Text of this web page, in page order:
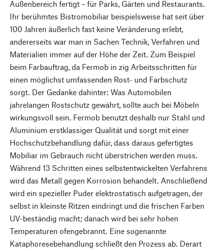
Außenbereich fertigt – für Parks, Gärten und Restaurants.
Ihr berühmtes Bistromobiliar beispielsweise hat seit über
100 Jahren äußerlich fast keine Veränderung erlebt,
andererseits war man in Sachen Technik, Verfahren und
Materialien immer auf der Höhe der Zeit. Zum Beispiel
beim Farbauftrag, da Fermob in zig Arbeitsschritten für
einen möglichst umfassenden Rost- und Farbschutz
sorgt. Der Gedanke dahinter: Was Automobilen
jahrelangen Rostschutz gewährt, sollte auch bei Möbeln
wirkungsvoll sein. Fermob benutzt deshalb nur Stahl und
Aluminium erstklassiger Qualität und sorgt mit einer
Hochschutzbehandlung dafür, dass daraus gefertigtes
Mobiliar im Gebrauch nicht überstrichen werden muss.
Während 13 Schritten eines selbstentwickelten Verfahrens
wird das Metall gegen Korrosion behandelt. Anschließend
wird ein spezieller Puder elektrostatisch aufgetragen, der
selbst in kleinste Ritzen eindringt und die frischen Farben
UV-beständig macht; danach wird bei sehr hohen
Temperaturen ofengebrannt. Eine sogenannte
Kataphoresebehandlung schließt den Prozess ab. Derart